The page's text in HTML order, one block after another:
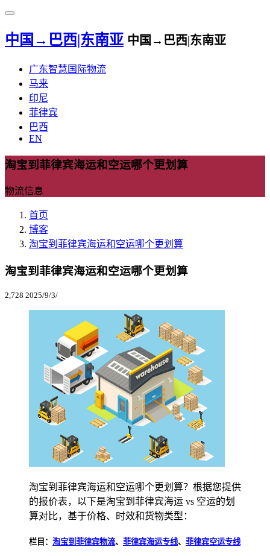
中国→巴西|东南亚 中国→巴西|东南亚
广东智慧国际物流
马来
印尼
菲律宾
巴西
EN
淘宝到菲律宾海运和空运哪个更划算
物流信息
首页
博客
淘宝到菲律宾海运和空运哪个更划算
淘宝到菲律宾海运和空运哪个更划算
2,728 2025/9/3/
淘宝到菲律宾海运和空运哪个更划算？根据您提供
的报价表，以下是淘宝到菲律宾海运 vs 空运的划
算对比，基于价格、时效和货物类型：
栏目： 淘宝到菲律宾物流、 菲律宾海运专线、 菲律宾空运专线